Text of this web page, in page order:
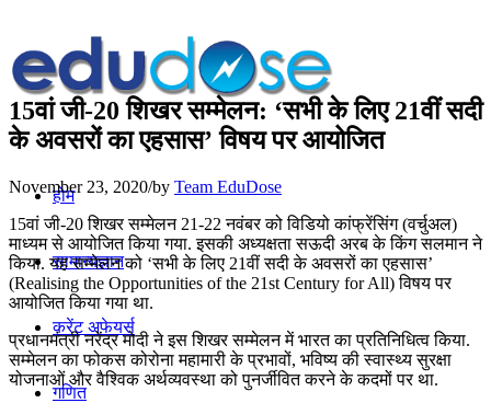
होम
सामान्यज्ञान
करेंट अफेयर्स
गणित
15वां जी-20 शिखर सम्मेलन: ‘सभी के लिए 21वीं सदी
के अवसरों का एहसास’ विषय पर आयोजित
November 23, 2020/by Team EduDose
15वां जी-20 शिखर सम्मेलन 21-22 नवंबर को विडियो कांफ्रेंसिंग (वर्चुअल)
माध्यम से आयोजित किया गया. इसकी अध्यक्षता सऊदी अरब के किंग सलमान ने
किया. यह सम्मेलन को ‘सभी के लिए 21वीं सदी के अवसरों का एहसास’
(Realising the Opportunities of the 21st Century for All) विषय पर
आयोजित किया गया था.
प्रधानमंत्री नरेंद्र मोदी ने इस शिखर सम्मेलन में भारत का प्रतिनिधित्व किया.
सम्मेलन का फोकस कोरोना महामारी के प्रभावों, भविष्य की स्वास्थ्य सुरक्षा
योजनाओं और वैश्विक अर्थव्यवस्था को पुनर्जीवित करने के कदमों पर था.